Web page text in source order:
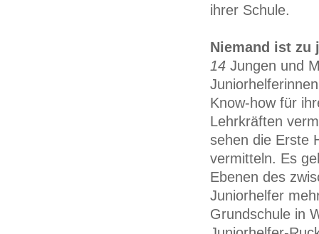
ihrer Schule.
Niemand ist zu
14 Jungen und
Know-how für
Lehrkräften
sehen die Erste
vermitteln. Es
Ebenen des
Juniorhelfer
Grundschule in